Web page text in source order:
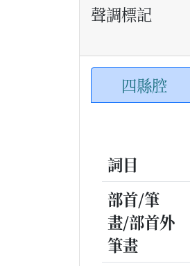
聲調標記
四縣腔
詞目
部首/筆
畫/部首外
筆畫